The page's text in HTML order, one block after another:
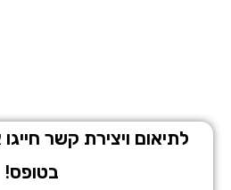
לתיאום ויצירת קשר חייגו או
בטופס!